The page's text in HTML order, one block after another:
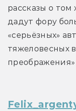
рассказы о
дадут фору
«серьёзных»
тяжеловесных